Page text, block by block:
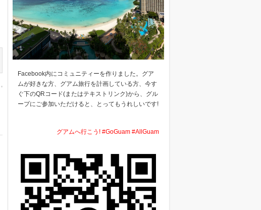
Facebook内にコミュニティーを作りました。グア
ムが好きな方、グアム旅行を計画している方、今す
ぐ下のQRコード(またはテキストリンク)から、グル
ープにご参加いただけると、とってもうれしいです!
グアムへ行こう! #GoGuam #AllGuam